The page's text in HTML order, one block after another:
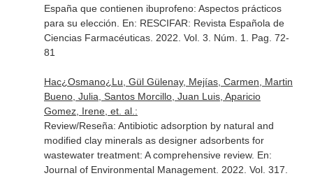
España que contienen ibuprofeno: Aspectos prácticos
para su elección. En: RESCIFAR: Revista Española de
Ciencias Farmacéuticas. 2022. Vol. 3. Núm. 1. Pag. 72-
81
Hac¿Osmano¿Lu, Gül Gülenay, Mejías, Carmen, Martin
Bueno, Julia, Santos Morcillo, Juan Luis, Aparicio
Gomez, Irene, et. al.:
Review/Reseña: Antibiotic adsorption by natural and
modified clay minerals as designer adsorbents for
wastewater treatment: A comprehensive review. En:
Journal of Environmental Management. 2022. Vol. 317.